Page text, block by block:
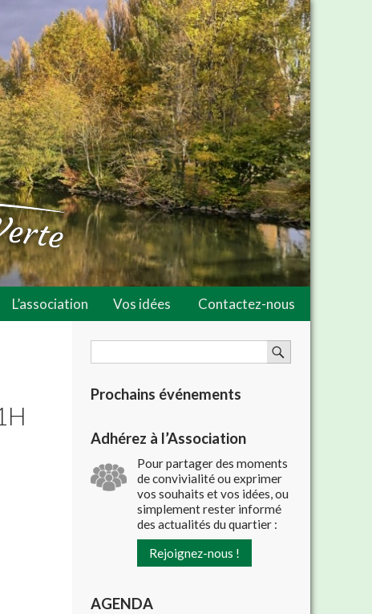
L’association Vos idées Contactez-nous
Prochains événements
Adhérez à l’Association
Pour partager des moments
de convivialité ou exprimer
vos souhaits et vos idées, ou
simplement rester informé
des actualités du quartier :
Rejoignez-nous !
AGENDA